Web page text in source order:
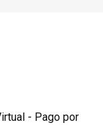
- Pago por